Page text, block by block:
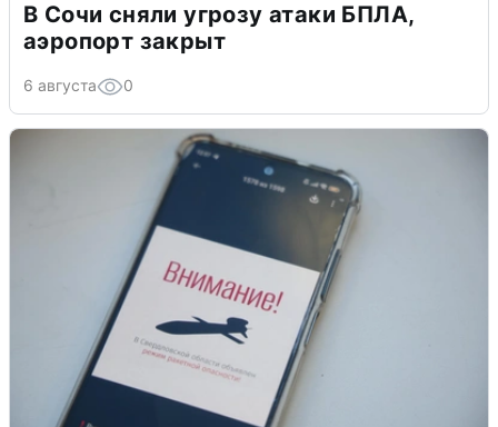
В Сочи сняли угрозу атаки БПЛА,
аэропорт закрыт
6 августа 0